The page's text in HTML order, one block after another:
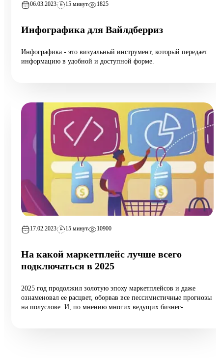
06.03.2023 15 минут 1825
Инфографика для Вайлдберриз
Инфографика - это визуальный инструмент, который передает
информацию в удобной и доступной форме.
17.02.2023 15 минут 10900
На какой маркетплейс лучше всего
подключаться в 2025
2025 год продолжил золотую эпоху маркетплейсов и даже
ознаменовал ее расцвет, оборвав все пессимистичные прогнозы
на полуслове. И, по мнению многих ведущих бизнес-